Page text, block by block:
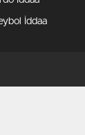
İddaa